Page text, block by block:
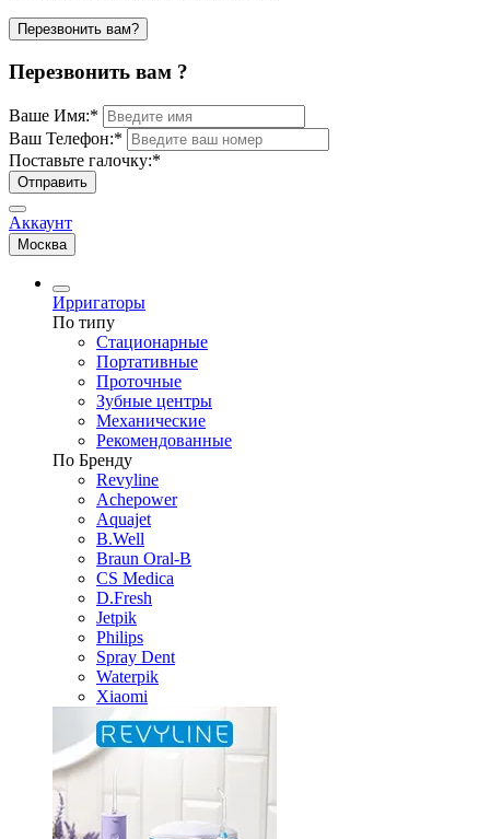
Перезвонить вам?
Перезвонить вам ?
Ваше Имя:*
Ваш Телефон:*
Поставьте галочку:*
Отправить
Аккаунт
Москва
Ирригаторы
По типу
Стационарные
Портативные
Проточные
Зубные центры
Механические
Рекомендованные
По Бренду
Revyline
Achepower
Aquajet
B.Well
Braun Oral-B
CS Medica
D.Fresh
Jetpik
Philips
Spray Dent
Waterpik
Xiaomi